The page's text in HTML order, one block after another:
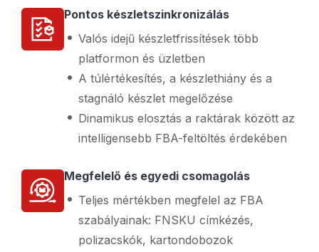
Pontos készletszinkronizálás
Valós idejű készletfrissítések több
platformon és üzletben
A túlértékesítés, a készlethiány és a
stagnáló készlet megelőzése
Dinamikus elosztás a raktárak között az
intelligensebb FBA-feltöltés érdekében
Megfelelő és egyedi csomagolás
Teljes mértékben megfelel az FBA
szabályainak: FNSKU címkézés,
polizacskók, kartondobozok